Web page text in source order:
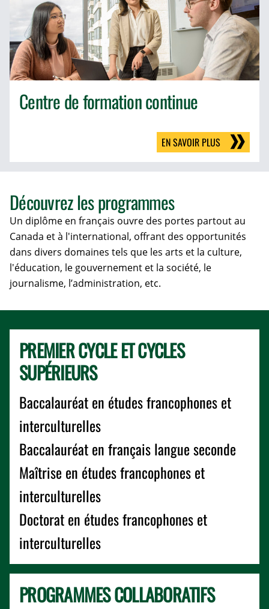
Centre de formation continue
EN SAVOIR PLUS
Découvrez les programmes
Un diplôme en français ouvre des portes partout au
Canada et à l'international, offrant des opportunités
dans divers domaines tels que les arts et la culture,
l'éducation, le gouvernement et la société, le
journalisme, l’administration, etc.
PREMIER CYCLE ET CYCLES
SUPÉRIEURS
Baccalauréat en études francophones et
interculturelles
Baccalauréat en français langue seconde
Maîtrise en études francophones et
interculturelles
Doctorat en études francophones et
interculturelles
PROGRAMMES COLLABORATIFS